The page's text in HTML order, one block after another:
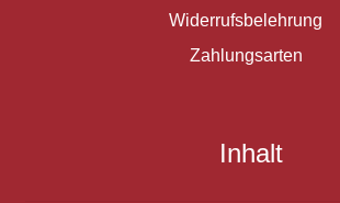
Widerrufsbelehrung
Zahlungsarten
Inhalt